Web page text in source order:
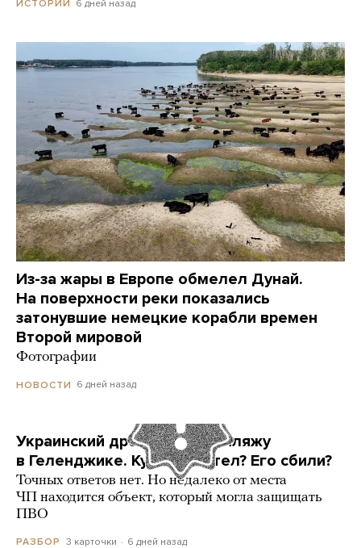
ИСТОРИИ 6 дней назад
Из-за жары в Европе обмелел Дунай.
На поверхности реки показались
затонувшие немецкие корабли времен
Второй мировой
Фотографии
НОВОСТИ 6 дней назад
Украинский дрон попал по пляжу
в Геленджике. Куда он летел? Его сбили?
Точных ответов нет. Но недалеко от места
ЧП находится объект, который могла защищать
ПВО
РАЗБОР 3 карточки 6 дней назад